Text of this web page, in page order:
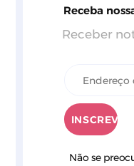
Receba
Receber
Não se